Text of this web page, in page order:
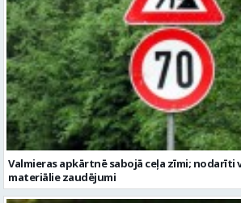
Valmieras apkārtnē sabojā ceļa zīmi; nodarīti
materiālie zaudējumi